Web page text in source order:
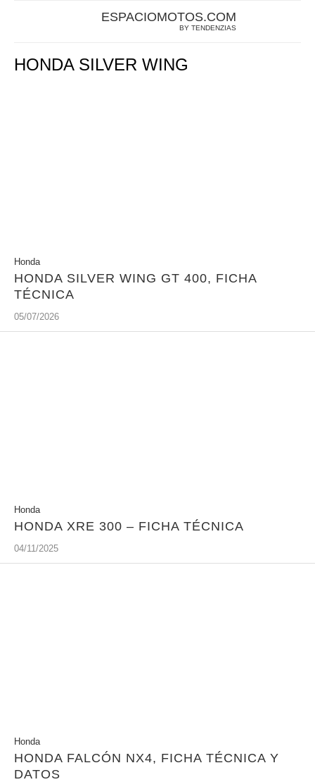
ESPACIOMOTOS.COM
BY TENDENZIAS
HONDA SILVER WING
Honda
HONDA SILVER WING GT 400, FICHA
TÉCNICA
05/07/2026
Honda
HONDA XRE 300 – FICHA TÉCNICA
04/11/2025
Honda
HONDA FALCÓN NX4, FICHA TÉCNICA Y
DATOS